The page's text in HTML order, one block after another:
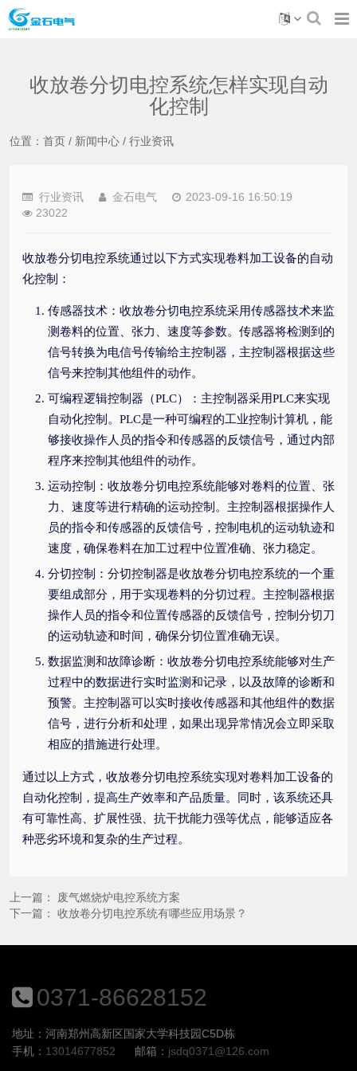
收放卷分切电控系统怎样实现自动
化控制
位置： 首页 / 新闻中心 / 行业资讯
行业资讯 金石电气
2023-09-16 16:50:19
23022
收放卷分切电控系统通过以下方式实现卷料加工设备的自动
化控制：
传感器技术：收放卷分切电控系统采用传感器技术来监
测卷料的位置、张力、速度等参数。传感器将检测到的
信号转换为电信号传输给主控制器，主控制器根据这些
信号来控制其他组件的动作。
可编程逻辑控制器（PLC）：主控制器采用PLC来实现
自动化控制。PLC是一种可编程的工业控制计算机，能
够接收操作人员的指令和传感器的反馈信号，通过内部
程序来控制其他组件的动作。
运动控制：收放卷分切电控系统能够对卷料的位置、张
力、速度等进行精确的运动控制。主控制器根据操作人
员的指令和传感器的反馈信号，控制电机的运动轨迹和
速度，确保卷料在加工过程中位置准确、张力稳定。
分切控制：分切控制器是收放卷分切电控系统的一个重
要组成部分，用于实现卷料的分切过程。主控制器根据
操作人员的指令和位置传感器的反馈信号，控制分切刀
的运动轨迹和时间，确保分切位置准确无误。
数据监测和故障诊断：收放卷分切电控系统能够对生产
过程中的数据进行实时监测和记录，以及故障的诊断和
预警。主控制器可以实时接收传感器和其他组件的数据
信号，进行分析和处理，如果出现异常情况会立即采取
相应的措施进行处理。
通过以上方式，收放卷分切电控系统实现对卷料加工设备的
自动化控制，提高生产效率和产品质量。同时，该系统还具
有可靠性高、扩展性强、抗干扰能力强等优点，能够适应各
种恶劣环境和复杂的生产过程。
上一篇：
废气燃烧炉电控系统方案
下一篇： 收放卷分切电控系统有哪些应用场景？
0371-86628152
地址：河南郑州高新区国家大学科技园C5D栋
手机： 13014677852 邮箱： jsdq0371@126.com